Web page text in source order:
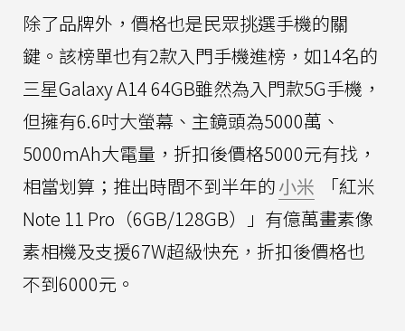
除了品牌外，價格也是民眾挑選手機的關
鍵。該榜單也有2款入門手機進榜，如14名的
三星Galaxy A14 64GB雖然為入門款5G手機，
但擁有6.6吋大螢幕、主鏡頭為5000萬、
5000mAh大電量，折扣後價格5000元有找，
相當划算；推出時間不到半年的小米
「紅米
Note 11 Pro（6GB/128GB）」有億萬畫素像
素相機及支援67W超級快充，折扣後價格也
不到6000元。